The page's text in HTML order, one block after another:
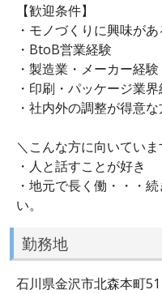
【歓迎条件】
・モノづくりに興味が
・BtoB営業経験
・製造業・メーカー経験
・印刷・パッケージ業
・社内外の調整が得意
＼こんな方に向いてい
・人と話すことが好き
・地元で長く働・・・
い。
勤務地
石川県金沢市北森本町51